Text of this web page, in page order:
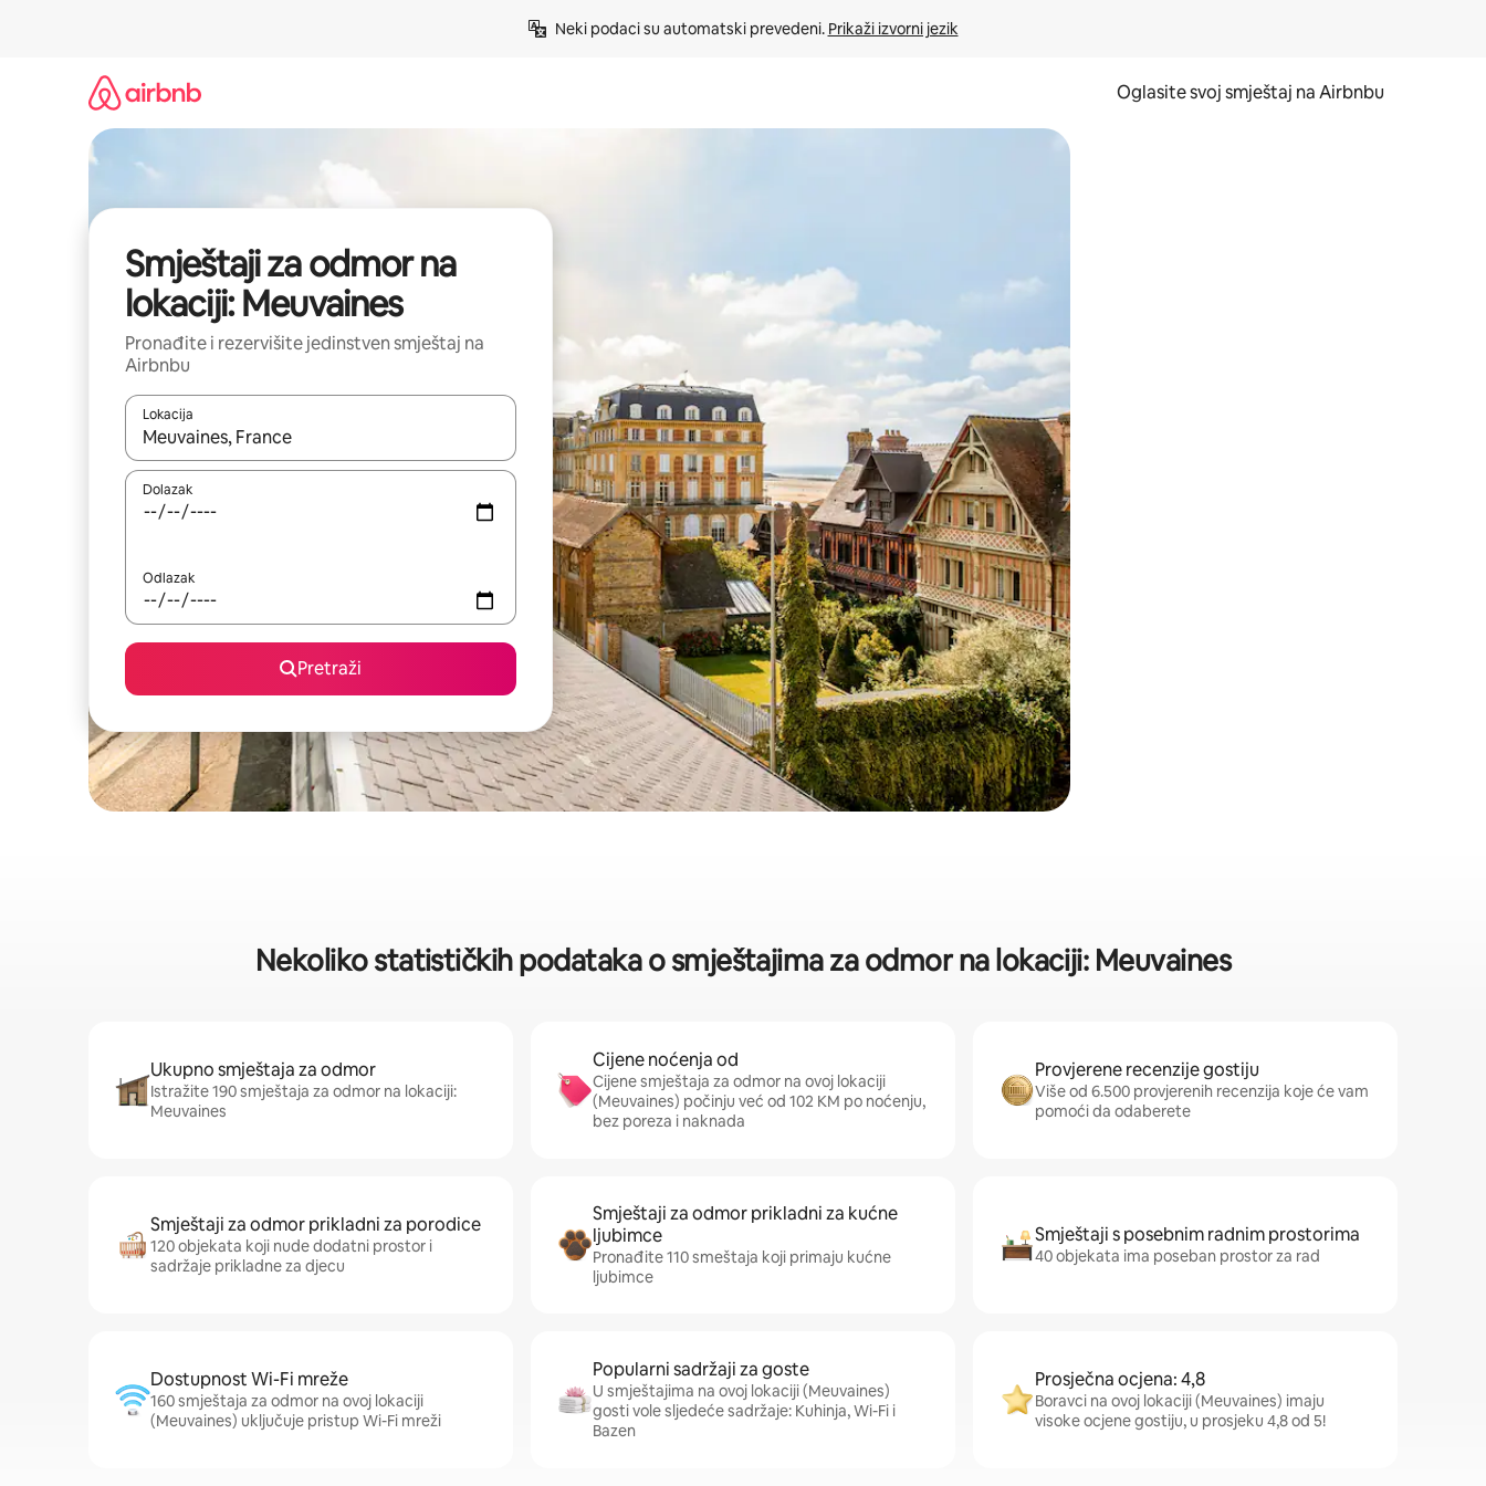
Neki podaci su automatski prevedeni. Prikaži izvorni jezik
Oglasite svoj smještaj na Airbnbu
Smještaji za odmor na
lokaciji: Meuvaines
Pronađite i rezervišite jedinstven smještaj na
Airbnbu
Lokacija
Kad rezultati budu dostupni, krećite se gore i dolje pomoću strelica ili ih pregledajte dodirom ili povlačenjem prsta.
Dolazak
Odlazak
Pretraži
Nekoliko statističkih podataka o smještajima za odmor na lokaciji: Meuvaines
Ukupno smještaja za odmor
Istražite 190 smještaja za odmor na lokaciji:
Meuvaines
Cijene noćenja od
Cijene smještaja za odmor na ovoj lokaciji
(Meuvaines) počinju već od 102 KM po noćenju,
bez poreza i naknada
Provjerene recenzije gostiju
Više od 6.500 provjerenih recenzija koje će vam
pomoći da odaberete
Smještaji za odmor prikladni za porodice
120 objekata koji nude dodatni prostor i
sadržaje prikladne za djecu
Smještaji za odmor prikladni za kućne
ljubimce
Pronađite 110 smeštaja koji primaju kućne
ljubimce
Smještaji s posebnim radnim prostorima
40 objekata ima poseban prostor za rad
Dostupnost Wi-Fi mreže
160 smještaja za odmor na ovoj lokaciji
(Meuvaines) uključuje pristup Wi-Fi mreži
Popularni sadržaji za goste
U smještajima na ovoj lokaciji (Meuvaines)
gosti vole sljedeće sadržaje: Kuhinja, Wi-Fi i
Bazen
Prosječna ocjena: 4,8
Boravci na ovoj lokaciji (Meuvaines) imaju
visoke ocjene gostiju, u prosjeku 4,8 od 5!